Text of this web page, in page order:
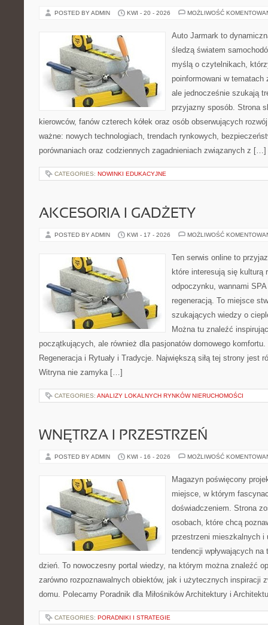
POSTED BY ADMIN KWI - 20 - 2026 MOŻLIWOŚĆ
Auto Jarmark to
śledzą światem
myślą o czytelnikach,
poinformowani w
ale jednocześnie szukają
przyjazny sposób. Strona
kierowców, fanów czterech kółek oraz osób obserwujących
ważne: nowych technologiach, trendach rynkowych,
porównaniach oraz codziennych zagadnieniach związanych z […]
CATEGORIES: NOWINKI EDUKACYJNE
AKCESORIA I GADŻETY
POSTED BY ADMIN KWI - 17 - 2026 MOŻLIWOŚĆ
Ten serwis online to
które interesują się kulturą
odpoczynku, wannami
regeneracją. To miejsce
szukających wiedzy o
Można tu znaleźć
początkujących, ale również dla pasjonatów domowego
Regeneracja i Rytuały i Tradycje. Największą siłą tej strony jest
Witryna nie zamyka […]
CATEGORIES: ANALIZY LOKALNYCH RYNKÓW NIERUCHOMOŚCI
WNĘTRZA I PRZESTRZEŃ
POSTED BY ADMIN KWI - 16 - 2026 MOŻLIWOŚĆ
Magazyn poświęcony
miejsce, w którym
doświadczeniem. Strona
osobach, które chcą
przestrzeni mieszkalnych i
tendencji wpływających
dzień. To nowoczesny portal wiedzy, na którym można znaleźć
zarówno rozpoznawalnych obiektów, jak i użytecznych inspiracji
domu. Polecamy Poradnik dla Miłośników Architektury i
CATEGORIES: PORADNIKI I STRATEGIE